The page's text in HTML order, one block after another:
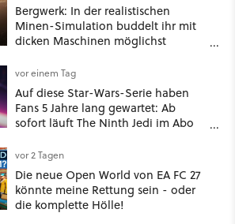
Bergwerk: In der realistischen
Minen-Simulation buddelt ihr mit
dicken Maschinen möglichst
vor einem Tag
Auf diese Star-Wars-Serie haben
Fans 5 Jahre lang gewartet: Ab
sofort läuft The Ninth Jedi im Abo
vor 2 Tagen
Die neue Open World von EA FC 27
könnte meine Rettung sein - oder
die komplette Hölle!